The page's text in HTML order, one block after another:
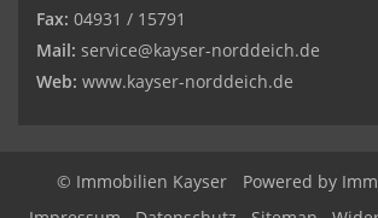
Fax: 04931 / 15791
Mail: service@kayser-norddeich.de
Web: www.kayser-norddeich.de
© Immobilien Kayser Powered by